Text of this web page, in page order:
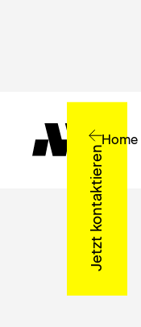
Home
Jetzt kontaktieren